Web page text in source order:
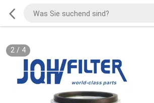
2/ 4